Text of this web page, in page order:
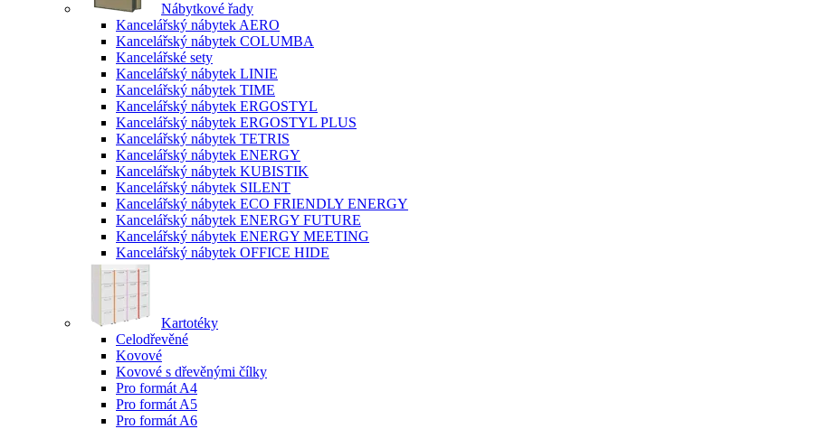
Nábytkové řady
Kancelářský nábytek AERO
Kancelářský nábytek COLUMBA
Kancelářské sety
Kancelářský nábytek LINIE
Kancelářský nábytek TIME
Kancelářský nábytek ERGOSTYL
Kancelářský nábytek ERGOSTYL PLUS
Kancelářský nábytek TETRIS
Kancelářský nábytek ENERGY
Kancelářský nábytek KUBISTIK
Kancelářský nábytek SILENT
Kancelářský nábytek ECO FRIENDLY ENERGY
Kancelářský nábytek ENERGY FUTURE
Kancelářský nábytek ENERGY MEETING
Kancelářský nábytek OFFICE HIDE
Kartotéky
Celodřevěné
Kovové
Kovové s dřevěnými čílky
Pro formát A4
Pro formát A5
Pro formát A6